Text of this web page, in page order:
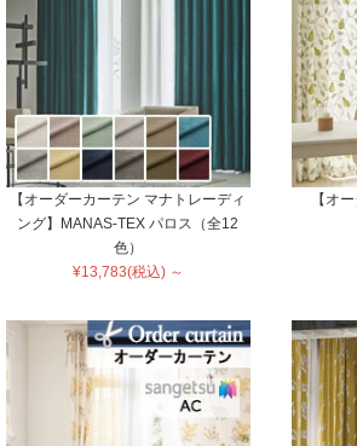
【オーダーカーテン マナトレーディ
ング】MANAS-TEX パロス（全12
色）
¥13,783(税込) ～
【オ